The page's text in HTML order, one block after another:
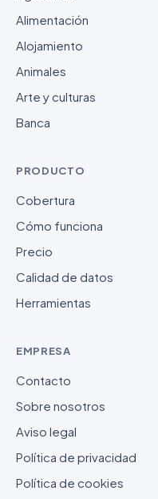
Alimentación
Alojamiento
Animales
Arte y culturas
Banca
PRODUCTO
Cobertura
Cómo funciona
Precio
Calidad de datos
Herramientas
EMPRESA
Contacto
Sobre nosotros
Aviso legal
Política de privacidad
Política de cookies